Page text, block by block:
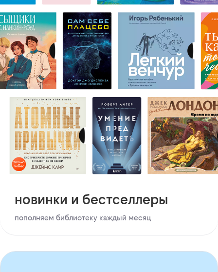
новинки и бестселлеры
пополняем библиотеку каждый месяц